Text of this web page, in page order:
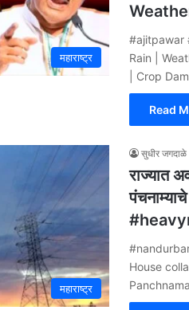
महाराष्ट्र
#ajitpawar
Rain |
| Crop
Read
महाराष्ट्र
सुधीर जगदाळे
राज्यात
House